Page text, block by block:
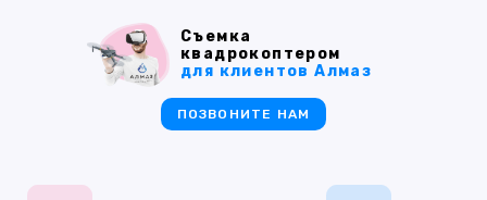
Съемка
квадрокоптером
для клиентов Алмаз
ПОЗВОНИТЕ НАМ